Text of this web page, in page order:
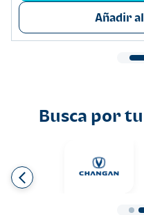
Añadir
Busca por tu